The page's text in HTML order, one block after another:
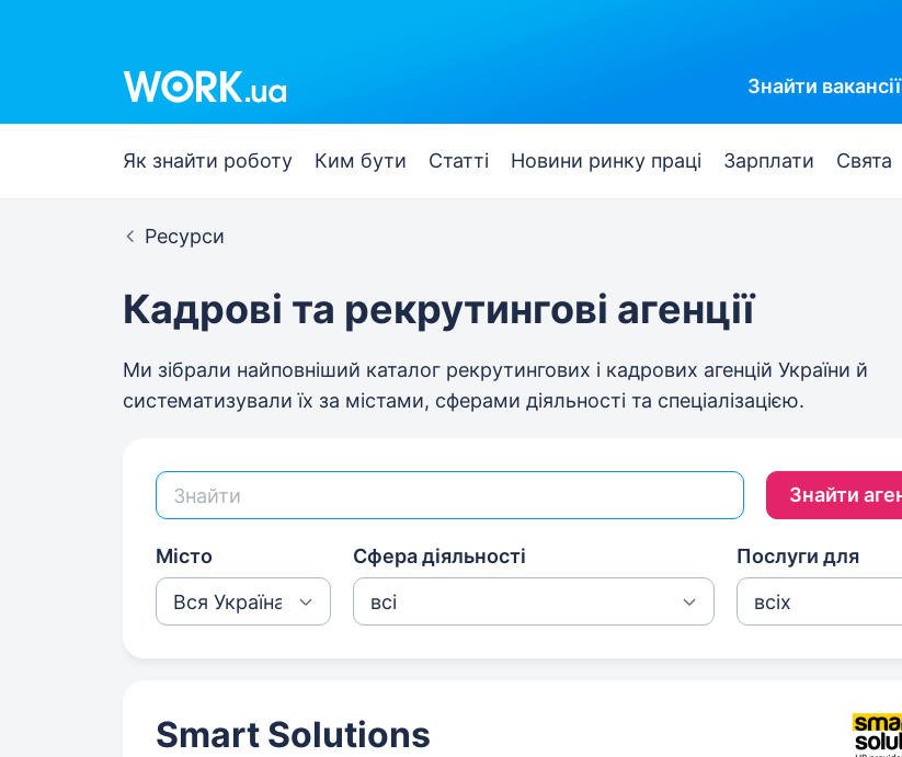
Знайти вакансії
Як знайти роботу Ким бути Статті Новини ринку праці Зарплати Свята
Ресурси
Кадрові та рекрутингові агенції
Ми зібрали найповніший каталог рекрутингових і кадрових агенцій України й
систематизували їх за містами, сферами діяльності та спеціалізацією.
Місто Сфера діяльності Послуги для
Smart Solutions